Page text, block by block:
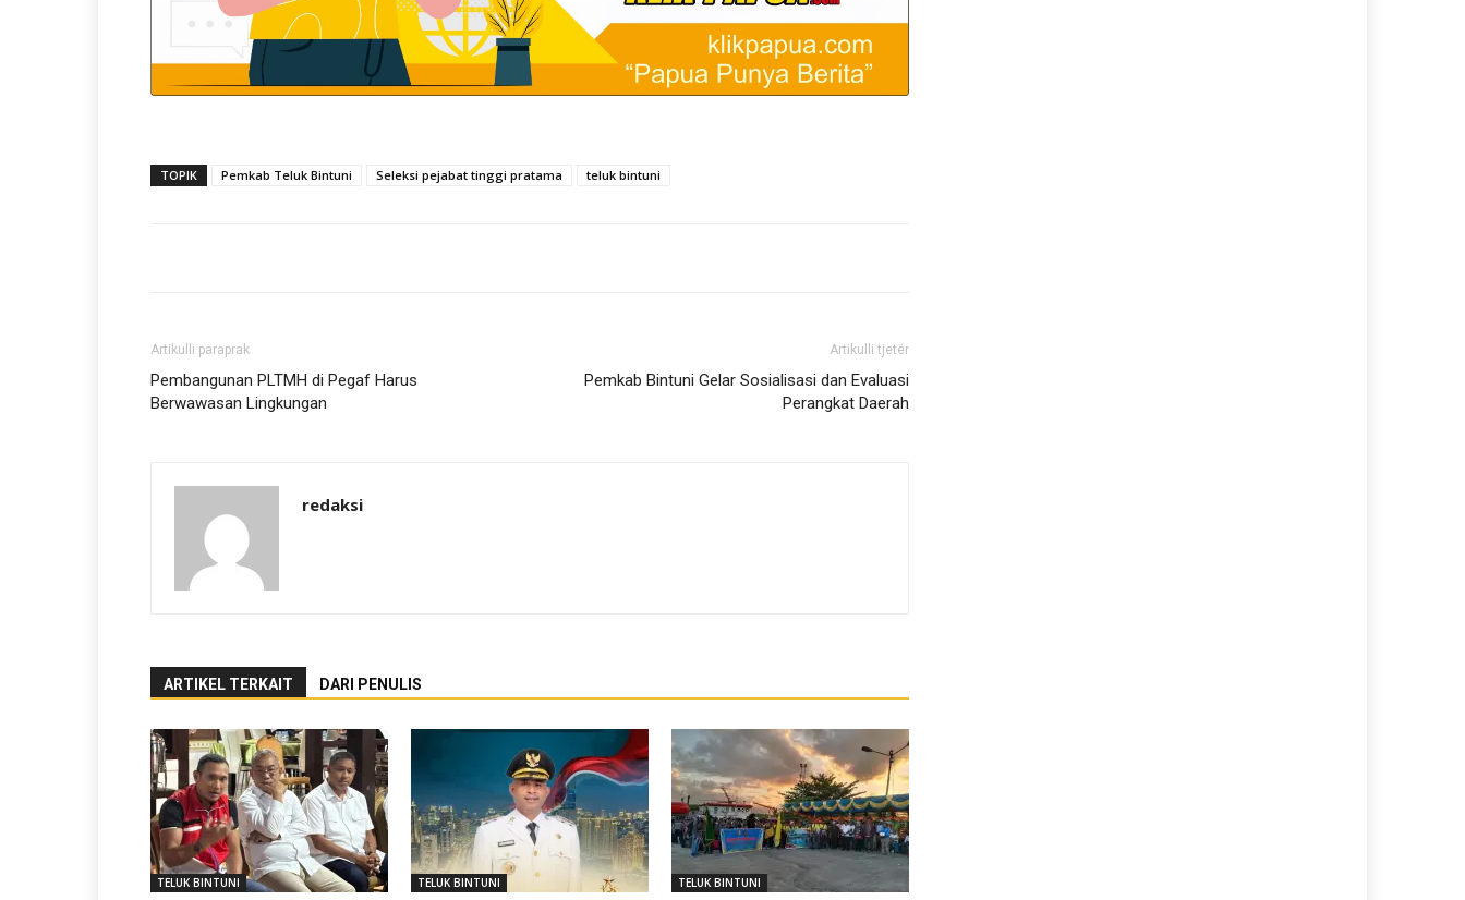
TOPIK Pemkab Teluk Bintuni Seleksi pejabat tinggi pratama teluk bintuni
Artikulli paraprak
Pembangunan PLTMH di Pegaf Harus
Berwawasan Lingkungan
Artikulli tjetër
Pemkab Bintuni Gelar Sosialisasi dan Evaluasi
Perangkat Daerah
redaksi
ARTIKEL TERKAIT DARI PENULIS
TELUK BINTUNI TELUK BINTUNI TELUK BINTUNI